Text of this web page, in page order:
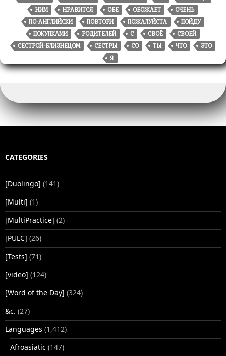
НИМ
НРАВИТСЯ ОБЕ ОБОЖАЕТ
ОЧЕНЬ
ПО-АНГЛИЙСКИ
ПОВТОРИ ПОЖАЛУЙСТА
ПОЙДУ
ПОКУПКАМИ
РОДИТЕЛЕЙ С СВОЁ
СВОЕЙ
СЕСТРОЙ-БЛИЗНЕЦОМ
СЕСТРЫ СО ТЫ ЧТО
ЭТО
Я
CATEGORIES
[Duolingo] (141)
[Multi] (1)
[MultiPractice] (2)
[PULC] (26)
[Tests] (71)
[video] (124)
[Word of the Day] (324)
&c. (27)
Languages (1,412)
Afroasiatic (147)